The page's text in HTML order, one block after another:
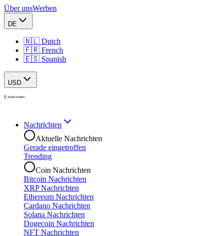
Über unsWerben
DE
🇳🇱 Dutch
🇫🇷 French
🇪🇸 Spanish
USD
Nachrichten
Aktuelle Nachrichten
Gerade eingetroffen
Trending
Coin Nachrichten
Bitcoin Nachrichten
XRP Nachrichten
Ethereum Nachrichten
Cardano Nachrichten
Solana Nachrichten
Dogecoin Nachrichten
NFT Nachrichten